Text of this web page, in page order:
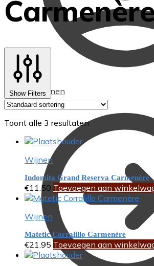
Afrekenen
Show Filters
Toont alle 3 resultaten
Wijnen
Indomita Grand Reserva Carmenère
€11.50 Toevoegen aan
Wijnen
Matetic Corralillo Carmenère
€21.95 Toevoegen aan